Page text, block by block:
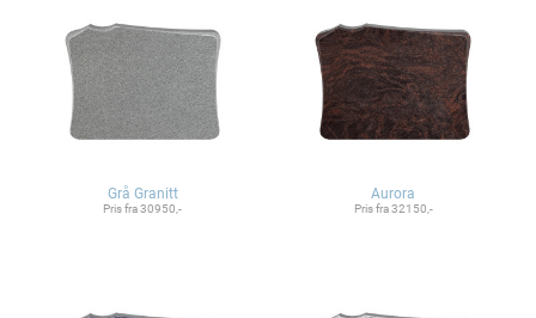
Grå Granitt
Pris fra 30950,-
Aurora
Pris fra 32150,-